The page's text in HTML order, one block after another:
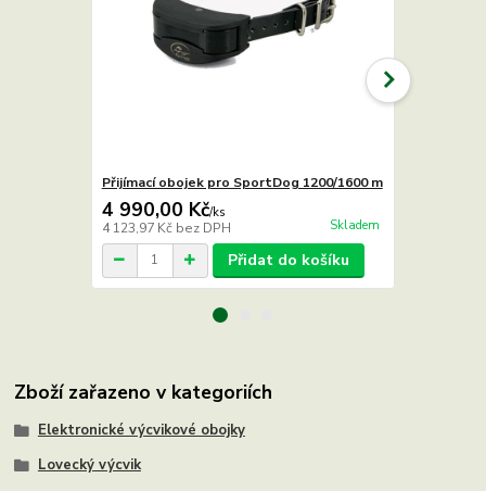
Přijímací obojek pro SportDog 1200/1600 m
4 990,00 Kč/ks
4 123,97 Kč bez DPH Skladem
Přidat do košíku
Zboží zařazeno v kategoriích
Elektronické výcvikové obojky
Lovecký výcvik